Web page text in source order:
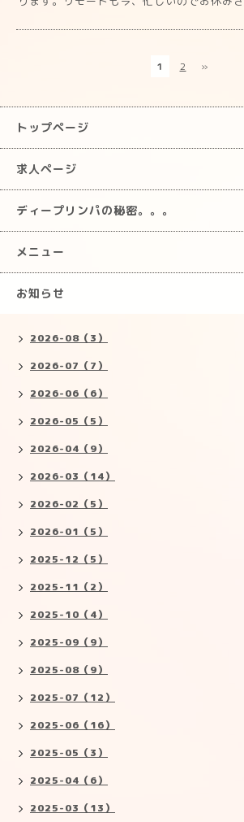
1 2 »
トップページ
求人ページ
ディープリンパの秘密。。。
メニュー
お知らせ
2026-08（3）
2026-07（7）
2026-06（6）
2026-05（5）
2026-04（9）
2026-03（14）
2026-02（5）
2026-01（5）
2025-12（5）
2025-11（2）
2025-10（4）
2025-09（9）
2025-08（9）
2025-07（12）
2025-06（16）
2025-05（3）
2025-04（6）
2025-03（13）